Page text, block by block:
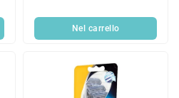
Nel carrello